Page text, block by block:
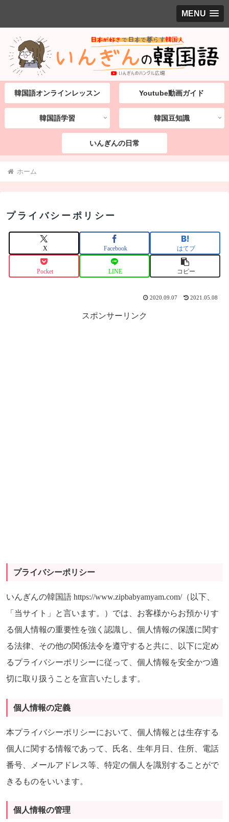
MENU
韓国語オンラインレッスン Youtube動画ガイド
韓国語学習 韓国豆知識
いんぎんの日常
ホーム
プライバシーポリシー
X Facebook はてブ
Pocket LINE コピー
2020.09.07 2021.05.08
スポンサーリンク
プライバシーポリシー
いんぎんの韓国語 https://www.zipbabyamyam.com/（以下、
「当サイト」と言います。）では、お客様からお預かりす
る個人情報の重要性を強く認識し、個人情報の保護に関す
る法律、その他の関係法令を遵守すると共に、以下に定め
るプライバシーポリシーに従って、個人情報を安全かつ適
切に取り扱うことを宣言いたします。
個人情報の定義
本プライバシーポリシーにおいて、個人情報とは生存する
個人に関する情報であって、氏名、生年月日、住所、電話
番号、メールアドレス等、特定の個人を識別することがで
きるものをいいます。
個人情報の管理